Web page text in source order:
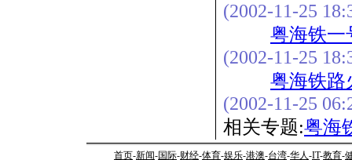
(2002-11-25
粤海铁一
(2002-11-25
粤海铁路
(2002-11-25
相关专题:粤海
首页-新闻-国际-财经-体育-娱乐-港澳-台湾-华人-IT-教育-